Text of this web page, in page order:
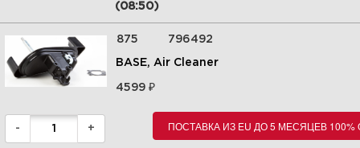
7 | Cylinder Group | 14B937-
0019-H5 | Briggs&Stratton |
(08:50)
875 796492
BASE, Air Cleaner
4599₽
- + ПОСТАВКА ИЗ EU ДО 5 МЕСЯЦЕВ